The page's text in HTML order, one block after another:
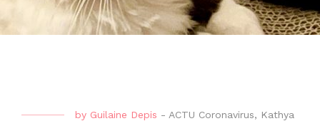
by Guilaine Depis - ACTU Coronavirus, Kathya